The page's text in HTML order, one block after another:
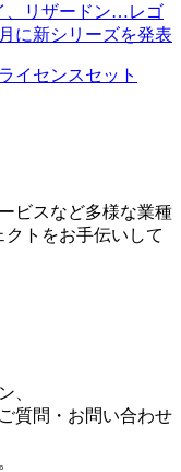
、リザードン…レゴ
に新シリーズを発表
イセンスセット
ビスなど多様な業種
トをお手伝いして
、
質問・お問い合わせ